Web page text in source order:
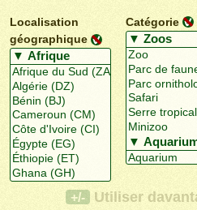
Localisation
géographique
Catégorie
+/- Utiliser